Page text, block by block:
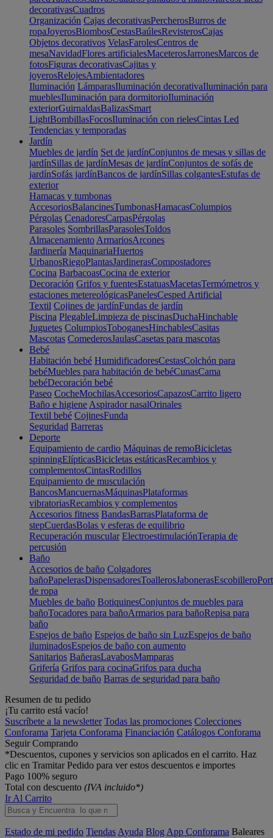
decorativasCuadros
Organización Cajas decorativasPercherosBurros de
ropaJoyerosBiombosCestasBaúlesRevisterosCajas
Objetos decorativos VelasFarolesCentros de
mesaNavidadFlores artificialesMaceterosJarronesMarcos de
fotosFiguras decorativasCajitas y
joyerosRelojesAmbientadores
Iluminación LámparasIluminación decorativaIluminación para
mueblesIluminación para dormitorioIluminación
exteriorGuirnaldasBalizasSmart
LightBombillasFocosIluminación con rielesCintas Led
Tendencias y temporadas
Jardín
Muebles de jardín Set de jardínConjuntos de mesas y sillas de
jardínSillas de jardínMesas de jardínConjuntos de sofás de
jardínSofás jardínBancos de jardínSillas colgantesEstufas de
exterior
Hamacas y tumbonas
AccesoriosBalancinesTumbonasHamacasColumpios
Pérgolas CenadoresCarpasPérgolas
Parasoles SombrillasParasolesToldos
Almacenamiento ArmariosArcones
Jardinería MaquinariaHuertos
UrbanosRiegoPlantasJardinerasCompostadores
Cocina BarbacoasCocina de exterior
Decoración Grifos y fuentesEstatuasMacetasTermómetros y
estaciones metereológicasPanelesCesped Artificial
Textil Cojines de jardínFundas de jardín
Piscina PlegableLimpieza de piscinasDuchaHinchable
Juguetes ColumpiosToboganesHinchablesCasitas
Mascotas ComederosJaulasCasetas para mascotas
Bebé
Habitación bebé HumidificadoresCestasColchón para
bebéMuebles para habitación de bebéCunasCama
bebéDecoración bebé
Paseo CocheMochilasAccesoriosCapazosCarrito ligero
Baño e higiene Aspirador nasalOrinales
Textil bebé CojinesFunda
Seguridad Barreras
Deporte
Equipamiento de cardio Máquinas de remoBicicletas
spinningElípticasBicicletas estáticasRecambios y
complementosCintasRodillos
Equipamiento de musculación
BancosMancuernasMáquinasPlataformas
vibratoriasRecambios y complementos
Accesorios fitness BandasBarrasPlataforma de
stepCuerdasBolas y esferas de equilibrio
Recuperación muscular ElectroestimulaciónTerapia de
percusión
Baño
Accesorios de baño Colgadores
bañoPapelerasDispensadoresToallerosJabonerasEscobillero
de ropa
Muebles de baño BotiquinesConjuntos de muebles para
bañoTocadores para bañoArmarios para bañoRepisa para
baño
Espejos de baño Espejos de baño sin LuzEspejos de baño
iluminadosEspejos de baño con aumento
Sanitarios BañerasLavabosMamparas
Grifería Grifos para cocinaGrifos para ducha
Seguridad de baño Barras de seguridad para baño
Resumen de tu pedido
¡Tu carrito está vacío!
Suscríbete a la newsletter Todas las promociones Colecciones
Conforama Tarjeta Conforama Financiación Catálogos Conforama
Seguir Comprando
*Descuentos, cupones y servicios son aplicados en el carrito. Haz
clic en Tramitar Pedido para ver estos descuentos e importes
Pago 100% seguro
Total con descuento (IVA incluido*)
Ir Al Carrito
Estado de mi pedido Tiendas Ayuda Blog App Conforama Baleares